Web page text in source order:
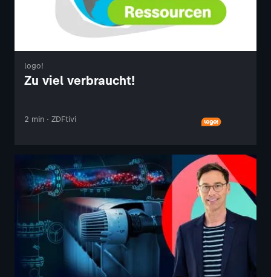
logo!
Zu viel verbraucht!
2 min · ZDFtivi